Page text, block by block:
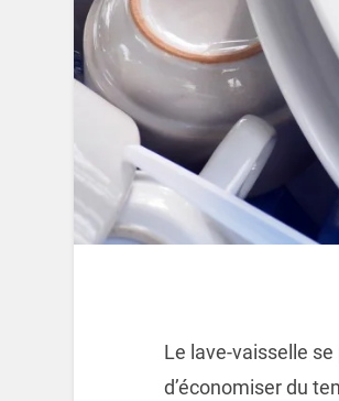
Le lave-vaisselle
d’économiser du